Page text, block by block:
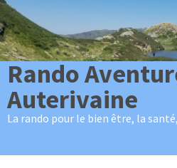
Passer
au
contenu
Rando
Auterivaine
La rando pour le bien être, la